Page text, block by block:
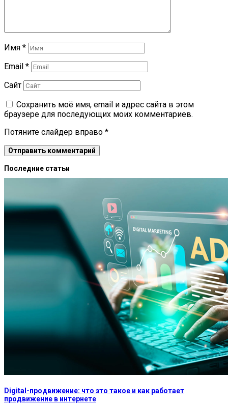
Имя *
Email *
Сайт
Сохранить моё имя, email и адрес сайта в этом
браузере для последующих моих комментариев.
Потяните слайдер вправо *
Последние статьи
Digital-продвижение: что это такое и как работает
продвижение в интернете